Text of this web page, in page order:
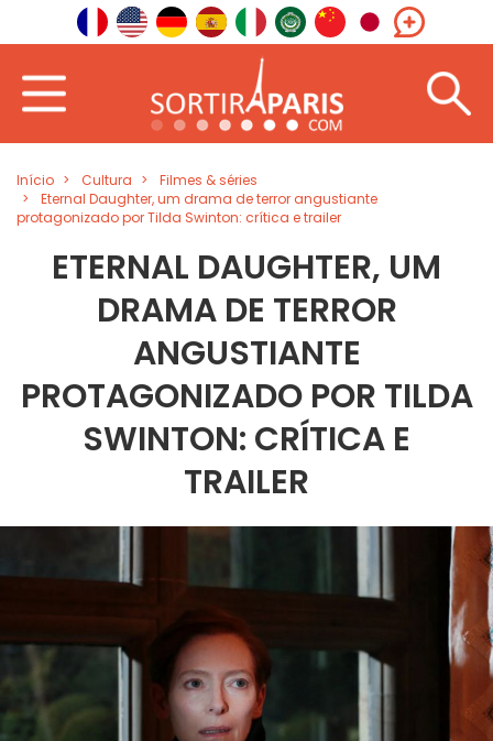
Início Cultura
Filmes & séries
Eternal Daughter, um drama de terror angustiante
protagonizado por Tilda Swinton: crítica e trailer
ETERNAL DAUGHTER, UM
DRAMA DE TERROR
ANGUSTIANTE
PROTAGONIZADO POR TILDA
SWINTON: CRÍTICA E
TRAILER